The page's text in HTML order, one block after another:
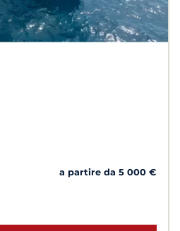
a partire da 5 000 €